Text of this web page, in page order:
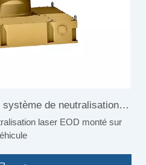
système de neutralisation
monté sur véhicule
laser EOD monté sur